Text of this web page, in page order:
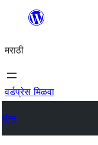
सामुग्रीवर
मराठी
वर्डप्रेस मिळवा
थीम्स